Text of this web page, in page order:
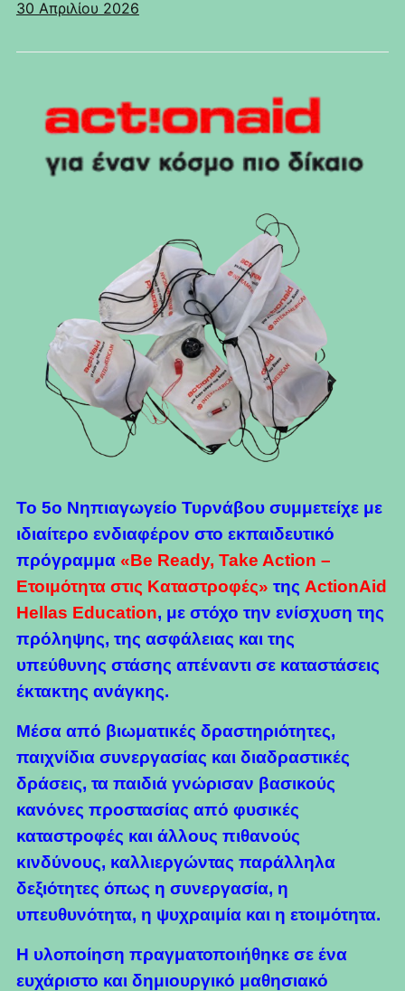
30 Απριλίου 2026
Το 5ο Νηπιαγωγείο Τυρνάβου συμμετείχε με
ιδιαίτερο ενδιαφέρον στο εκπαιδευτικό
πρόγραμμα«Be Ready, Take Action –
Ετοιμότητα στις Καταστροφές» της ActionAid
Hellas Education, με στόχο την ενίσχυση της
πρόληψης, της ασφάλειας και της
υπεύθυνης στάσης απέναντι σε καταστάσεις
έκτακτης ανάγκης.
Μέσα από βιωματικές δραστηριότητες,
παιχνίδια συνεργασίας και διαδραστικές
δράσεις, τα παιδιά γνώρισαν βασικούς
κανόνες προστασίας από φυσικές
καταστροφές και άλλους πιθανούς
κινδύνους, καλλιεργώντας παράλληλα
δεξιότητες όπως η συνεργασία, η
υπευθυνότητα, η ψυχραιμία και η ετοιμότητα.
Η υλοποίηση πραγματοποιήθηκε σε ένα
ευχάριστο και δημιουργικό μαθησιακό